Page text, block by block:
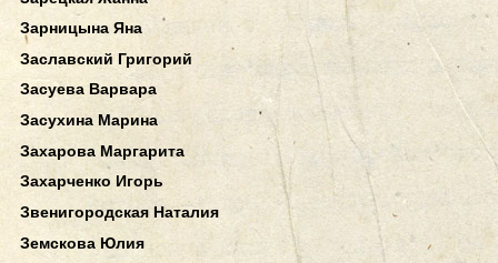
Зарницына Яна
Заславский Григорий
Засуева Варвара
Засухина Марина
Захарова Маргарита
Захарченко Игорь
Звенигородская Наталия
Земскова Юлия